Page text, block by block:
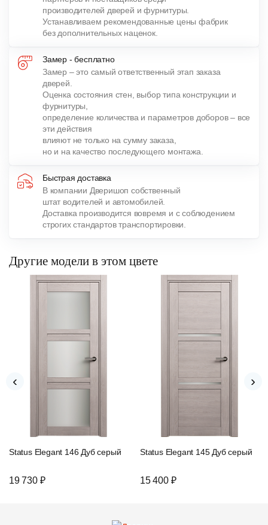
производителей дверей и фурнитуры.
Устанавливаем рекомендованные цены фабрик
без дополнительных наценок.
Замер - бесплатно
Замер – это самый ответственный этап заказа
дверей.
Оценка состояния стен, выбор типа конструкции и
фурнитуры,
определение количества и параметров доборов – все
эти действия
влияют не только на сумму заказа,
но и на качество последующего монтажа.
Быстрая доставка
В компании Дверишоп собственный
штат водителей и автомобилей.
Доставка производится вовремя и с соблюдением
строгих стандартов транспортировки.
Другие модели в этом цвете
Status Elegant 146 Дуб серый
19 730 ₽
Status Elegant 145 Дуб серый
15 400 ₽
‹ ›